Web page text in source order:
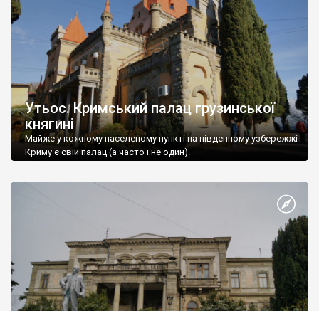
Утьос. Кримський палац грузинської
княгині
Майже у кожному населеному пункті на південному узбережжі
Криму є свій палац (а часто і не один).